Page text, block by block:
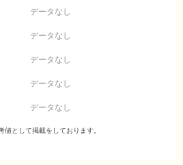
データなし
データなし
データなし
データなし
データなし
データなし
として掲載をしております。